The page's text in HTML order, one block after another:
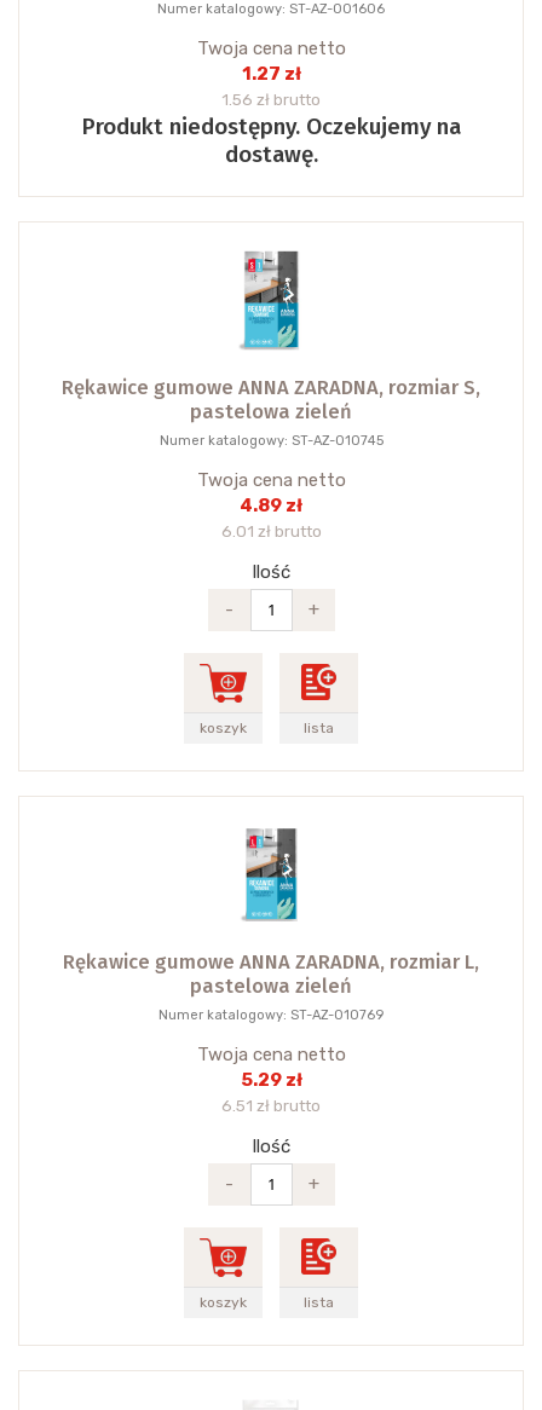
Numer katalogowy: ST-AZ-001606
Twoja cena netto
1.27 zł
1.56 zł brutto
Produkt niedostępny. Oczekujemy na
dostawę.
Rękawice gumowe ANNA ZARADNA, rozmiar S,
pastelowa zieleń
Numer katalogowy: ST-AZ-010745
Twoja cena netto
4.89 zł
6.01 zł brutto
Ilość
-
+
koszyk lista
Rękawice gumowe ANNA ZARADNA, rozmiar L,
pastelowa zieleń
Numer katalogowy: ST-AZ-010769
Twoja cena netto
5.29 zł
6.51 zł brutto
Ilość
-
+
koszyk lista